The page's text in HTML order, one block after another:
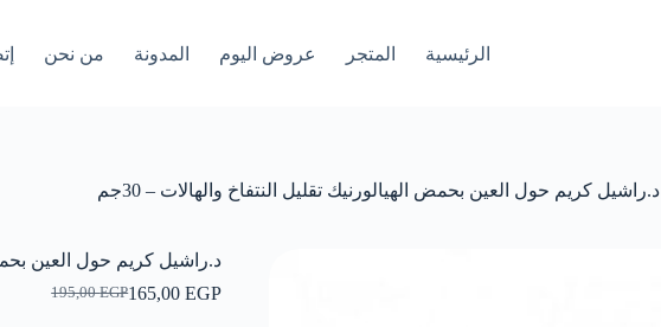
الرئيسية المتجر عروض اليوم المدونة من نحن
د.راشيل كريم حول العين بحمض الهيالورنيك تقليل النتفاخ والهالات – 30جم
د.راشيل كريم حول العين بحمض
195,00EGP
السعر165,00EGP
السعر